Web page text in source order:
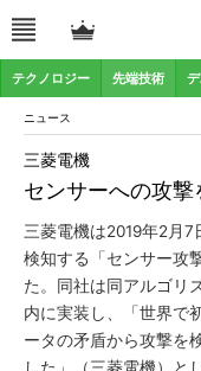
テクノロジー 先端技術
ニュース
センサーへの攻
三菱電機
三菱電機は2019年2月
検知する「センサー攻
た。同社は同アルゴリ
内に実装し、「世界で
ータの矛盾から攻撃を